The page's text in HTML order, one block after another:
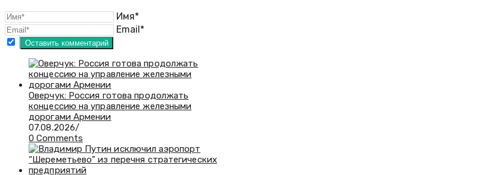
Имя*
Email*
Оверчук: Россия готова продолжать
концессию на управление железными
дорогами Армении
07.08.2026/
0 Comments